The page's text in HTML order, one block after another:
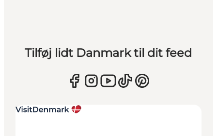
Tilføj lidt Danmark til dit feed